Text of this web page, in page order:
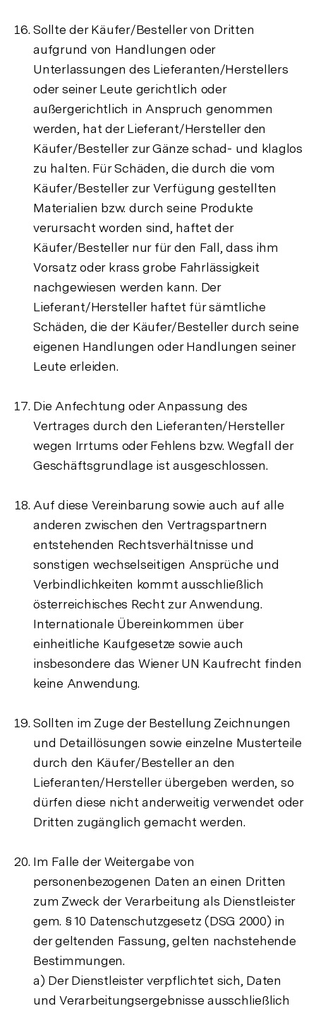
Sollte der Käufer/Besteller von Dritten
aufgrund von Handlungen oder
Unterlassungen des Lieferanten/Herstellers
oder seiner Leute gerichtlich oder
außergerichtlich in Anspruch genommen
werden, hat der Lieferant/Hersteller den
Käufer/Besteller zur Gänze schad- und klaglos
zu halten. Für Schäden, die durch die vom
Käufer/Besteller zur Verfügung gestellten
Materialien bzw. durch seine Produkte
verursacht worden sind, haftet der
Käufer/Besteller nur für den Fall, dass ihm
Vorsatz oder krass grobe Fahrlässigkeit
nachgewiesen werden kann. Der
Lieferant/Hersteller haftet für sämtliche
Schäden, die der Käufer/Besteller durch seine
eigenen Handlungen oder Handlungen seiner
Leute erleiden.
Die Anfechtung oder Anpassung des
Vertrages durch den Lieferanten/Hersteller
wegen Irrtums oder Fehlens bzw. Wegfall der
Geschäftsgrundlage ist ausgeschlossen.
Auf diese Vereinbarung sowie auch auf alle
anderen zwischen den Vertragspartnern
entstehenden Rechtsverhältnisse und
sonstigen wechselseitigen Ansprüche und
Verbindlichkeiten kommt ausschließlich
österreichisches Recht zur Anwendung.
Internationale Übereinkommen über
einheitliche Kaufgesetze sowie auch
insbesondere das Wiener UN Kaufrecht finden
keine Anwendung.
Sollten im Zuge der Bestellung Zeichnungen
und Detaillösungen sowie einzelne Musterteile
durch den Käufer/Besteller an den
Lieferanten/Hersteller übergeben werden, so
dürfen diese nicht anderweitig verwendet oder
Dritten zugänglich gemacht werden.
Im Falle der Weitergabe von
personenbezogenen Daten an einen Dritten
zum Zweck der Verarbeitung als Dienstleister
gem. § 10 Datenschutzgesetz (DSG 2000) in
der geltenden Fassung, gelten nachstehende
Bestimmungen.
a) Der Dienstleister verpflichtet sich, Daten
und Verarbeitungsergebnisse ausschließlich